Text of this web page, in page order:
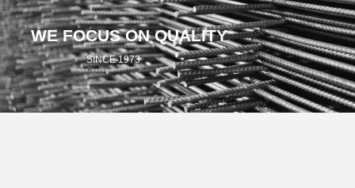
ABOUT US
SERVICES
PRODUCTS